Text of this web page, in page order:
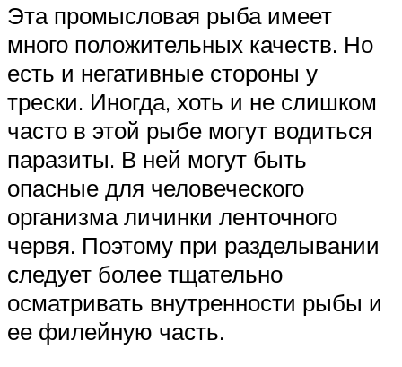
Эта промысловая рыба имеет
много положительных качеств. Но
есть и негативные стороны у
трески. Иногда, хоть и не слишком
часто в этой рыбе могут водиться
паразиты. В ней могут быть
опасные для человеческого
организма личинки ленточного
червя. Поэтому при разделывании
следует более тщательно
осматривать внутренности рыбы и
ее филейную часть.